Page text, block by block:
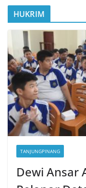
HUKRIM
TANJUNGPINANG
Dewi Ansar